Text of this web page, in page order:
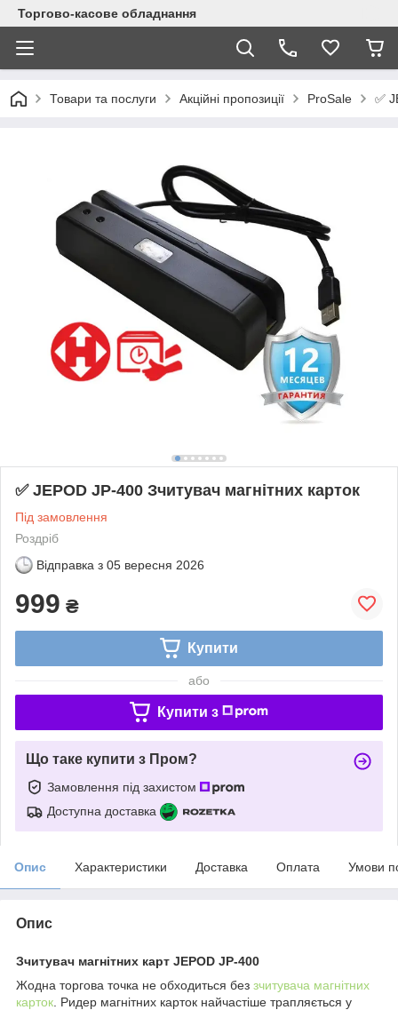
Торгово-касове обладнання
Товари та послуги Акційні пропозиції ProSale ✅
✅ JEPOD JP-400 Зчитувач магнітних карток
Під замовлення
Роздріб
Відправка з 05 вересня 2026
999 ₴
Купити
або
Купити з
Що таке купити з Пром?
Замовлення під захистом
Доступна доставка
Опис Характеристики Доставка Оплата Умови
Опис
Зчитувач магнітних карт JEPOD JP-400
Жодна торгова точка не обходиться без зчитувача магнітних
карток . Ридер магнітних карток найчастіше трапляється у